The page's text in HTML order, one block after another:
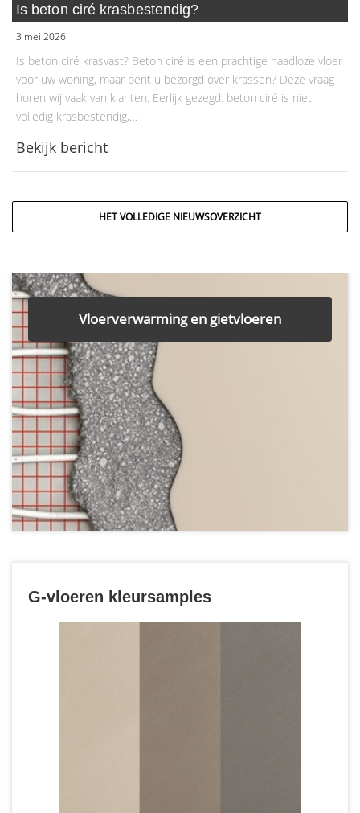
Is beton ciré krasbestendig?
3 mei 2026
Is beton ciré krasvast? Beton ciré is een prachtige naadloze vloer
voor uw woning, maar bent u bezorgd over krassen? Deze vraag
horen wij vaak van klanten. Eerlijk gezegd: beton ciré is niet
volledig krasbestendig,…
Bekijk bericht
HET VOLLEDIGE NIEUWSOVERZICHT
Vloerverwarming en gietvloeren
G-vloeren kleursamples